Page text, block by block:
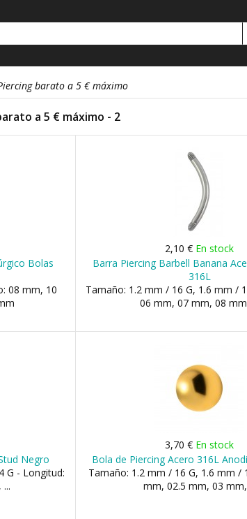
barato a 5 € máximo
a 5 € máximo - 2
Bolas
08 mm, 10
2,10 € En stock
Barra Piercing Barbell Banana
316L
Tamaño: 1.2 mm / 16 G, 1.6 mm /
06 mm, 07 mm, 08
Negro
G - Longitud:
3,70 € En stock
Bola de Piercing Acero 316L
Tamaño: 1.2 mm / 16 G, 1.6 mm /
mm, 02.5 mm, 03 mm,